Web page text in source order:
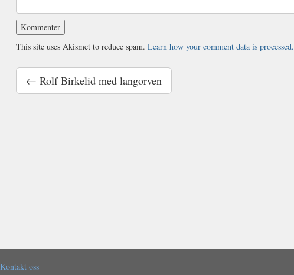
This site uses Akismet to reduce spam. Learn how your comment data is processed.
← Rolf Birkelid med langorven
Kontakt oss